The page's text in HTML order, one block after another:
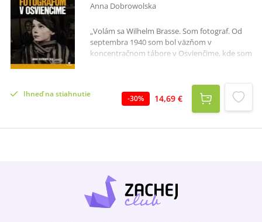
Anna Dobrowolska
„Volám sa Wilhelm Brasse. Som fotograf. Od
septembra 1940 som bol väzňom v
koncentračnom tábore v Osvienčime, kde som
Mengeleho“ – takto začína svoj príbeh muž,
ktorého fotografie sa stali dôkazom zločinov
proti ľudskosti.Wilhelm Brasse,
deportovaný do Osvienčimu. Strávil tam viac
viac ako milióna ľudí. Po tom, čo videl v
Osvienčime, sa Brasse už nikdy nevrátil k svojej
profesii. Temné spomienky na pobyt v tábore
mu nedovolili ďalej fotografovať.Bol som
Ihneď na stiahnutie -30% 14,69 €